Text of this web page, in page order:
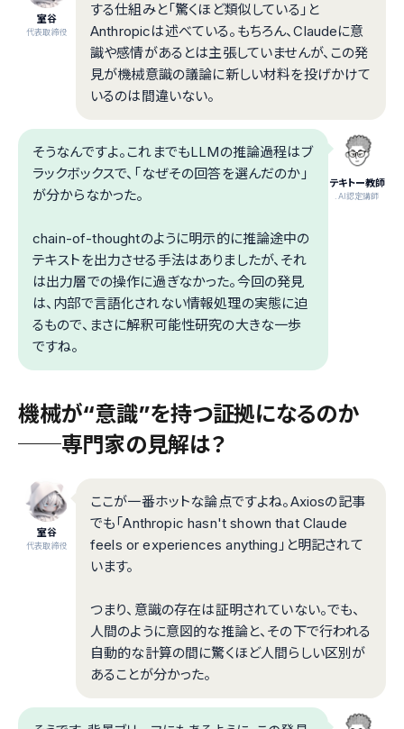
室谷
代表取締役
する仕組みと「驚くほど類似している」と
Anthropicは述べている。もちろん、Claudeに意
識や感情があるとは主張していませんが、この発
見が機械意識の議論に新しい材料を投げかけて
いるのは間違いない。
テキトー教師
.AI認定講師
そうなんですよ。これまでもLLMの推論過程はブ
ラックボックスで、「なぜその回答を選んだのか」
が分からなかった。
chain-of-thoughtのように明示的に推論途中の
テキストを出力させる手法はありましたが、それ
は出力層での操作に過ぎなかった。今回の発見
は、内部で言語化されない情報処理の実態に迫
るもので、まさに解釈可能性研究の大きな一歩
ですね。
機械が“意識”を持つ証拠になるのか
──専門家の見解は？
室谷
代表取締役
ここが一番ホットな論点ですよね。Axiosの記事
でも「Anthropic hasn't shown that Claude
feels or experiences anything」と明記されて
います。
つまり、意識の存在は証明されていない。でも、
人間のように意図的な推論と、その下で行われる
自動的な計算の間に驚くほど人間らしい区別が
あることが分かった。